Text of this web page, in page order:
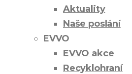
Aktuality
Naše poslání
EVVO
EVVO akce
Recyklohraní